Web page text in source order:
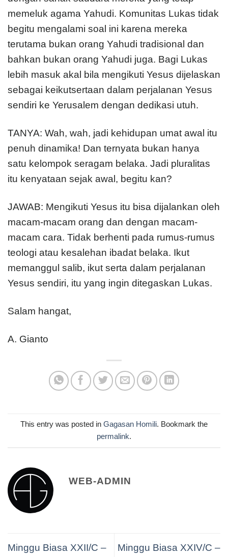
memeluk agama Yahudi. Komunitas Lukas tidak
begitu mengalami soal ini karena mereka
terutama bukan orang Yahudi tradisional dan
bahkan bukan orang Yahudi juga. Bagi Lukas
lebih masuk akal bila mengikuti Yesus dijelaskan
sebagai keikutsertaan dalam perjalanan Yesus
sendiri ke Yerusalem dengan dedikasi utuh.
TANYA: Wah, wah, jadi kehidupan umat awal itu
penuh dinamika! Dan ternyata bukan hanya
satu kelompok seragam belaka. Jadi pluralitas
itu kenyataan sejak awal, begitu kan?
JAWAB: Mengikuti Yesus itu bisa dijalankan oleh
macam-macam orang dan dengan macam-
macam cara. Tidak berhenti pada rumus-rumus
teologi atau kesalehan ibadat belaka. Ikut
memanggul salib, ikut serta dalam perjalanan
Yesus sendiri, itu yang ingin ditegaskan Lukas.
Salam hangat,
A. Gianto
This entry was posted in Gagasan Homili. Bookmark the
permalink.
WEB-ADMIN
Minggu Biasa XXII/C –
Minggu Biasa XXIV/C –